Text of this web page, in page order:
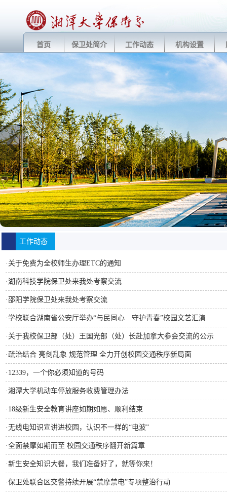
首页 保卫处简介 工作动态 机构设置
工作动态
· 关于免费为全校师生办理ETC的通知
·湖南科技学院保卫处来我处考察交流
·邵阳学院保卫处来我处考察交流
·学校联合湖南省公安厅举办“与民同心 守护青春”校园文艺汇演
· 关于我校保卫部（处）王国光部（处）长赴加拿大参会交流的公示
·疏治结合 亮剑乱象 规范管理 全力开创校园交通秩序新局面
· 12339，一个你必须知道的号码
·湘潭大学机动车停放服务收费管理办法
· 18级新生安全教育讲座如期如愿、顺利结束
·无线电知识宣讲进校园，认识不一样的“电波”
·全面禁摩如期而至 校园交通秩序翻开新篇章
·新生安全知识大餐，我们准备好了，就等你来！
·保卫处联合区交警持续开展“禁摩禁电”专项整治行动